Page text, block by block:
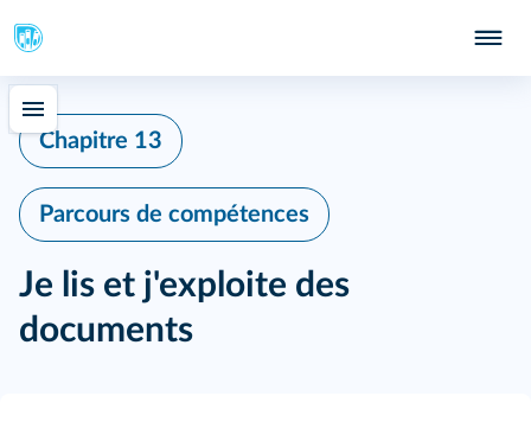
Chapitre 13
Parcours de compétences
Je lis et j'exploite des
documents